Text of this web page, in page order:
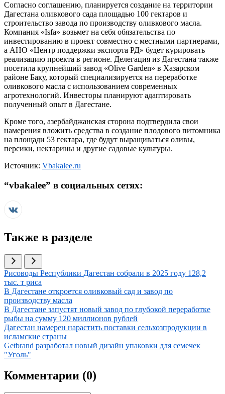
Согласно соглашению, планируется создание на территории
Дагестана оливкового сада площадью 100 гектаров и
строительство завода по производству оливкового масла.
Компания «Isfa» возьмет на себя обязательства по
инвестированию в проект совместно с местными партнерами,
а АНО «Центр поддержки экспорта РД» будет курировать
реализацию проекта в регионе. Делегация из Дагестана также
посетила крупнейший завод «Olive Garden» в Хазарском
районе Баку, который специализируется на переработке
оливкового масла с использованием современных
агротехнологий. Инвесторы планируют адаптировать
полученный опыт в Дагестане.
Кроме того, азербайджанская сторона подтвердила свои
намерения вложить средства в создание плодового питомника
на площади 53 гектара, где будут выращиваться оливы,
персики, нектарины и другие садовые культуры.
Источник: Vbakalee.ru
“vbakalee” в социальных сетях:
Также в разделе
Иллюстрация новости
Рисоводы Республики Дагестан собрали в 2025 году 128,2
тыс. т риса
Иллюстрация новости
В Дагестане откроется оливковый сад и завод по
производству масла
Иллюстрация новости
В Дагестане запустят новый завод по глубокой переработке
рыбы на сумму 120 миллионов рублей
Иллюстрация новости
Дагестан намерен нарастить поставки сельхозпродукции в
исламские страны
Иллюстрация новости
Getbrand разработал новый дизайн упаковки для семечек
"Уголь"
Комментарии (0)